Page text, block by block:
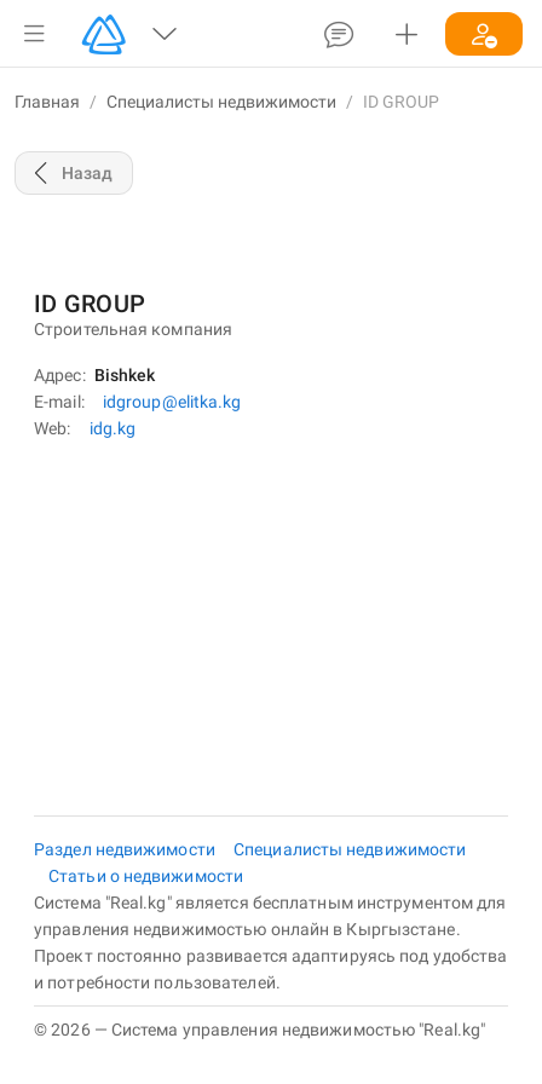
Главная / Специалисты недвижимости / ID GROUP
Назад
ID GROUP
Строительная компания
Адрес
Bishkek
E-mail
idgroup@elitka.kg
Web
idg.kg
Раздел недвижимости
Специалисты недвижимости
Статьи о недвижимости
Система "Real.kg" является бесплатным инструментом для
управления недвижимостью онлайн в Кыргызстане.
Проект постоянно развивается адаптируясь под удобства
и потребности пользователей.
© 2026 — Система управления недвижимостью "Real.kg"